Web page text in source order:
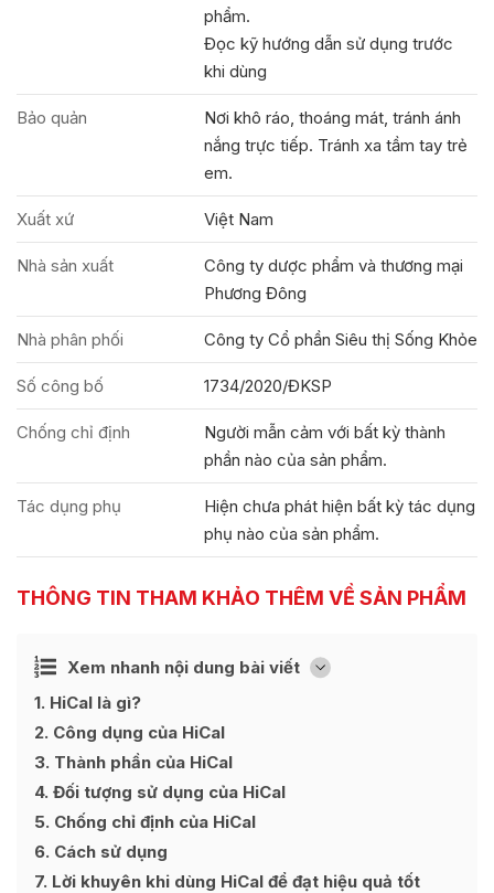
phẩm.
Đọc kỹ hướng dẫn sử dụng trước
khi dùng
Bảo quản
Nơi khô ráo, thoáng mát, tránh ánh
nắng trực tiếp. Tránh xa tầm tay trẻ
em.
Xuất xứ Việt Nam
Nhà sản xuất
Công ty dược phẩm và thương mại
Phương Đông
Nhà phân phối Công ty Cổ phần Siêu thị Sống Khỏe
Số công bố 1734/2020/ĐKSP
Chống chỉ định
Người mẫn cảm với bất kỳ thành
phần nào của sản phẩm.
Tác dụng phụ
Hiện chưa phát hiện bất kỳ tác dụng
phụ nào của sản phẩm.
THÔNG TIN THAM KHẢO THÊM VỀ SẢN PHẨM
Xem nhanh nội dung bài viết [
Ẩn
1 HiCal là gì?
2 Công dụng của HiCal
3 Thành phần của HiCal
4 Đối tượng sử dụng của HiCal
5 Chống chỉ định của HiCal
6 Cách sử dụng
7 Lời khuyên khi dùng HiCal để đạt hiệu quả tốt